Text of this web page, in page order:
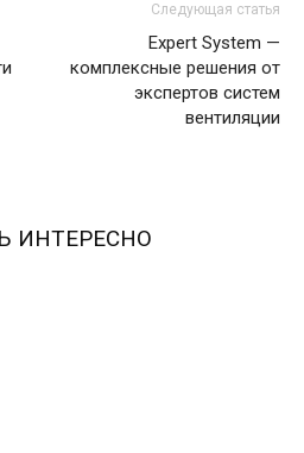
Следующая статья
Expert System —
комплексные решения от
экспертов систем
вентиляции
ИНТЕРЕСНО